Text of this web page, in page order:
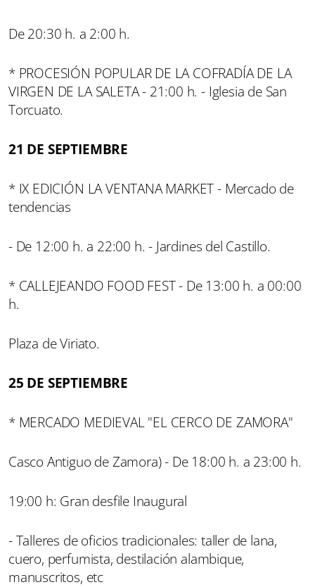
De 20:30 h. a 2:00 h.
* PROCESIÓN POPULAR DE LA COFRADÍA DE LA
VIRGEN DE LA SALETA - 21:00 h. - Iglesia de San
Torcuato.
21 DE SEPTIEMBRE
* IX EDICIÓN LA VENTANA MARKET - Mercado de
tendencias
- De 12:00 h. a 22:00 h. - Jardines del Castillo.
* CALLEJEANDO FOOD FEST - De 13:00 h. a 00:00
h.
Plaza de Viriato.
25 DE SEPTIEMBRE
* MERCADO MEDIEVAL "EL CERCO DE ZAMORA"
Casco Antiguo de Zamora) - De 18:00 h. a 23:00 h.
19:00 h: Gran desfile Inaugural
- Talleres de oficios tradicionales: taller de lana,
cuero, perfumista, destilación alambique,
manuscritos, etc